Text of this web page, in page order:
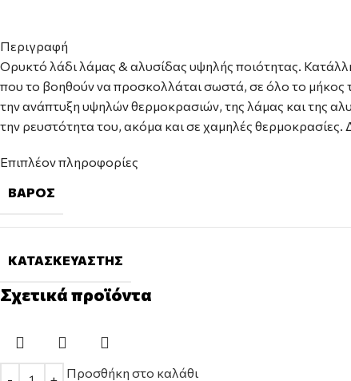
Περιγραφή
Ορυκτό λάδι λάμας & αλυσίδας υψηλής ποιότητας.
που το βοηθούν να προσκολλάται σωστά, σε όλο το μήκος
την ανάπτυξη υψηλών θερμοκρασιών, της λάμας και της
την ρευστότητα του, ακόμα και σε χαμηλές θερμοκρασίες.
Επιπλέον πληροφορίες
ΒΆΡΟΣ
ΚΑΤΑΣΚΕΥΑΣΤΉΣ
Σχετικά προϊόντα
Προσθήκη στο καλάθι